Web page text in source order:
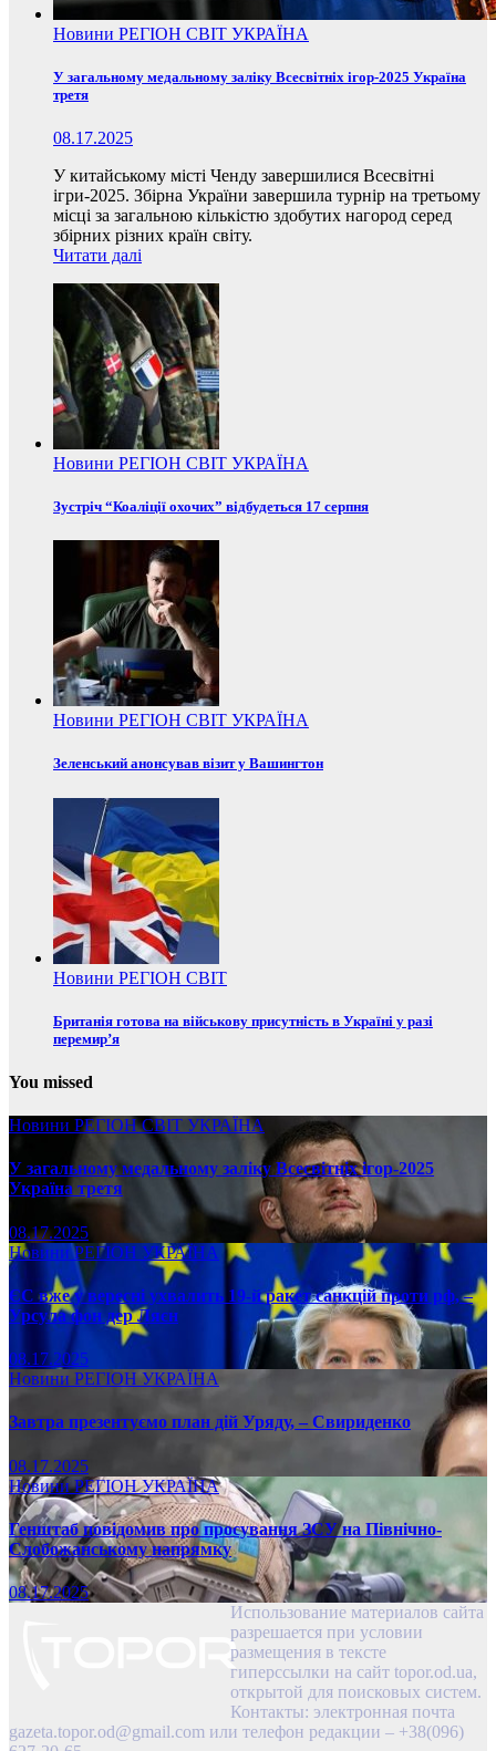
Новини РЕГІОН СВІТ УКРАЇНА
У загальному медальному заліку Всесвітніх ігор-2025 Україна
третя
08.17.2025
У китайському місті Ченду завершилися Всесвітні
ігри-2025. Збірна України завершила турнір на третьому
місці за загальною кількістю здобутих нагород серед
збірних різних країн світу.
Читати далі
Новини РЕГІОН СВІТ УКРАЇНА
Зустріч “Коаліції охочих” відбудеться 17 серпня
Новини РЕГІОН СВІТ УКРАЇНА
Зеленський анонсував візит у Вашингтон
Новини РЕГІОН СВІТ
Британія готова на військову присутність в Україні у разі
перемир’я
You missed
Новини РЕГІОНСВІТ УКРАЇНА
У загальному медальному заліку Всесвітніх ігор-2025
Україна третя
08.17.2025
НовиниРЕГІОН УКРАЇНА
ЄС вже у вересні ухвалить 19-й ракет санкцій проти рф, –
Урсула фон дер Ляєн
08.17.2025
Новини РЕГІОН УКРАЇНА
Завтра презентуємо план дій Уряду, – Свириденко
08.17.2025
НовиниРЕГІОНУКРАЇНА
Генштаб повідомив про просування ЗСУ на Північно-
Слобожанському напрямку
08.17.2025
Использование материалов сайта
разрешается при условии
размещения в тексте
гиперссылки на сайт topor.od.ua,
открытой для поисковых систем.
Контакты: электронная почта
gazeta.topor.od@gmail.com или телефон редакции – +38(096)